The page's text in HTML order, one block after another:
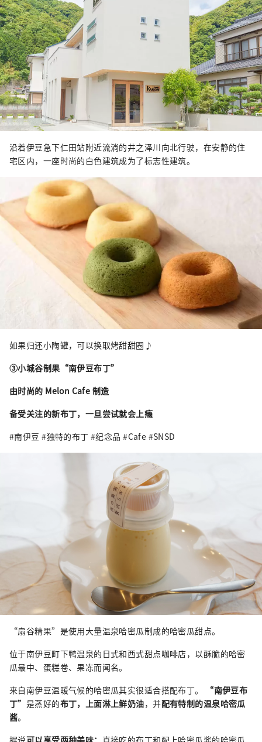
沿着伊豆急下仁田站附近流淌的井之泽川向北行驶，在安静的住
宅区内，一座时尚的白色建筑成为了标志性建筑。
如果归还小陶罐，可以换取烤甜甜圈♪
③小城谷制果“南伊豆布丁”
由时尚的 Melon Cafe 制造
备受关注的新布丁，一旦尝试就会上瘾
#南伊豆 #独特的布丁 #纪念品 #Cafe #SNSD
“扇谷精果”是使用大量温泉哈密瓜制成的哈密瓜甜点。
位于南伊豆町下鸭温泉的日式和西式甜点咖啡店，以酥脆的哈密
瓜最中、蛋糕卷、果冻而闻名。
来自南伊豆温暖气候的哈密瓜其实很适合搭配布丁。
“南伊豆布
丁” 是蒸好的布丁，上面淋上鲜奶油，并配有特制的温泉哈密瓜
酱。